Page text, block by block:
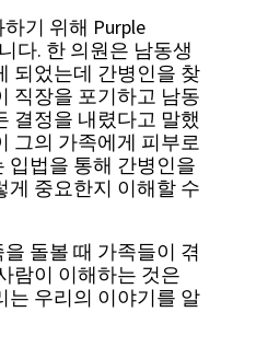
기 위해 Purple
다. 한 의원은 남동생
되었는데 간병인을 찾
직장을 포기하고 남동
결정을 내렸다고 말했
그의 가족에게 피부로
입법을 통해 간병인을
게 중요한지 이해할 수
돌볼 때 가족들이 겪
람이 이해하는 것은
는 우리의 이야기를 알